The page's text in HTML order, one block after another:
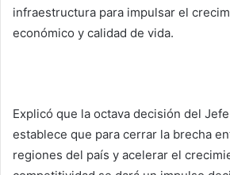
infraestructura para impulsar el
económico y calidad de vida.
Explicó que la octava decisión del
establece que para cerrar la brecha
regiones del país y acelerar el